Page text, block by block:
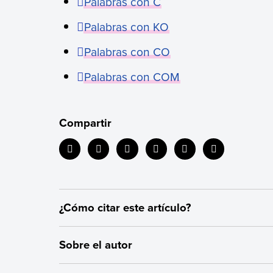
Palabras con KO
Palabras con CO
Palabras con COM
Compartir
¿Cómo citar este artículo?
correspondientes y evitar incurrir en plagio.
originales utilizadas en un texto para verificar o
Sobre el autor